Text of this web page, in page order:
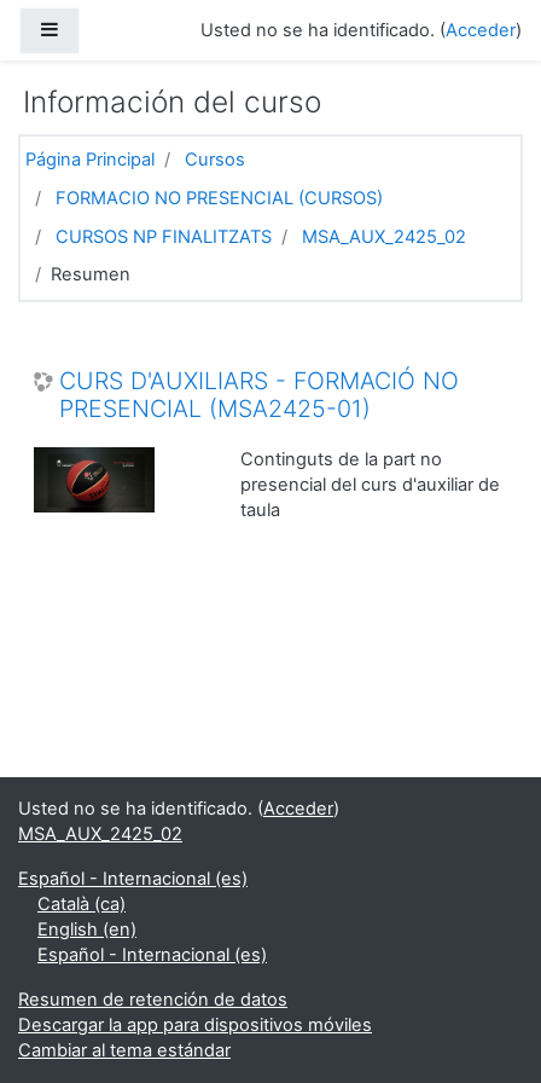
Usted no se ha identificado. (Acceder)
Información del curso
Página Principal
Cursos
FORMACIO NO PRESENCIAL (CURSOS)
CURSOS NP FINALITZATS
MSA_AUX_2425_02
Resumen
CURS D'AUXILIARS - FORMACIÓ NO
PRESENCIAL (MSA2425-01)
Continguts de la part no
presencial del curs d'auxiliar de
taula
Usted no se ha identificado. (Acceder)
MSA_AUX_2425_02
Español - Internacional ‎(es)‎
Català ‎(ca)‎
English ‎(en)‎
Español - Internacional ‎(es)‎
Resumen de retención de datos
Descargar la app para dispositivos móviles
Cambiar al tema estándar